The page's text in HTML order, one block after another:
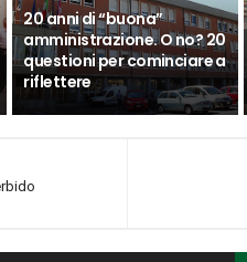
20 anni di “buona”
amministrazione. O no? 20
questioni per cominciare a
riflettere